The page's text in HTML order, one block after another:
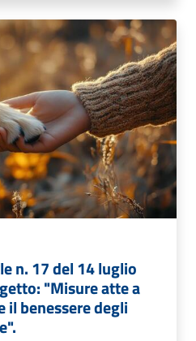
n. 17 del 14 luglio
"Misure atte a
il benessere degli